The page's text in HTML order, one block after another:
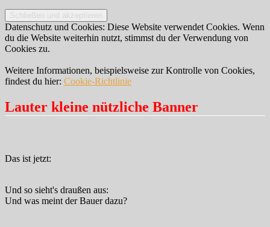
Datenschutz und Cookies: Diese Website verwendet Cookies. Wenn
du die Website weiterhin nutzt, stimmst du der Verwendung von
Cookies zu.
Weitere Informationen, beispielsweise zur Kontrolle von Cookies,
findest du hier: Cookie-Richtlinie
Lauter kleine nützliche Banner
Das ist jetzt:
Und so sieht's draußen aus:
Und was meint der Bauer dazu?